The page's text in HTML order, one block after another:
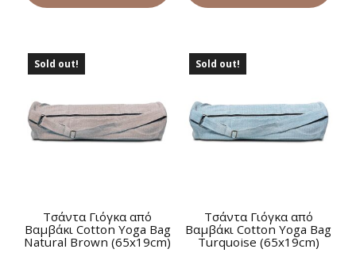
Sold out!
Τσάντα Γιόγκα από
Βαμβάκι Cotton Yoga Bag
Natural Brown (65x19cm)
Sold out!
Τσάντα Γιόγκα από
Βαμβάκι Cotton Yoga Bag
Turquoise (65x19cm)